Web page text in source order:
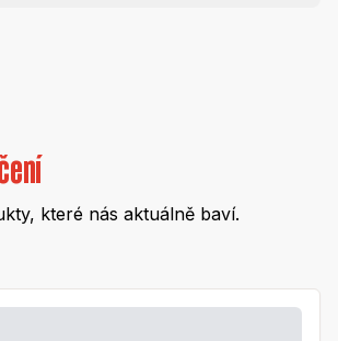
které nás aktuálně baví.